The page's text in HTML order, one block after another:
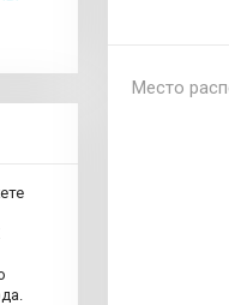
Место